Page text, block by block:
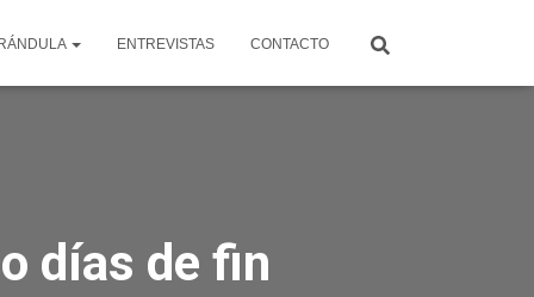
ENTREVISTAS CONTACTO
días de fin